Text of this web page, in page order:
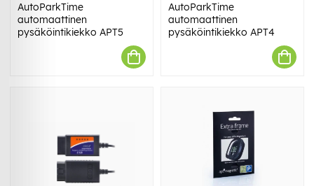
AutoParkTime
automaattinen
pysäköintikiekko APT5
AutoParkTime
automaattinen
pysäköintikiekko APT4